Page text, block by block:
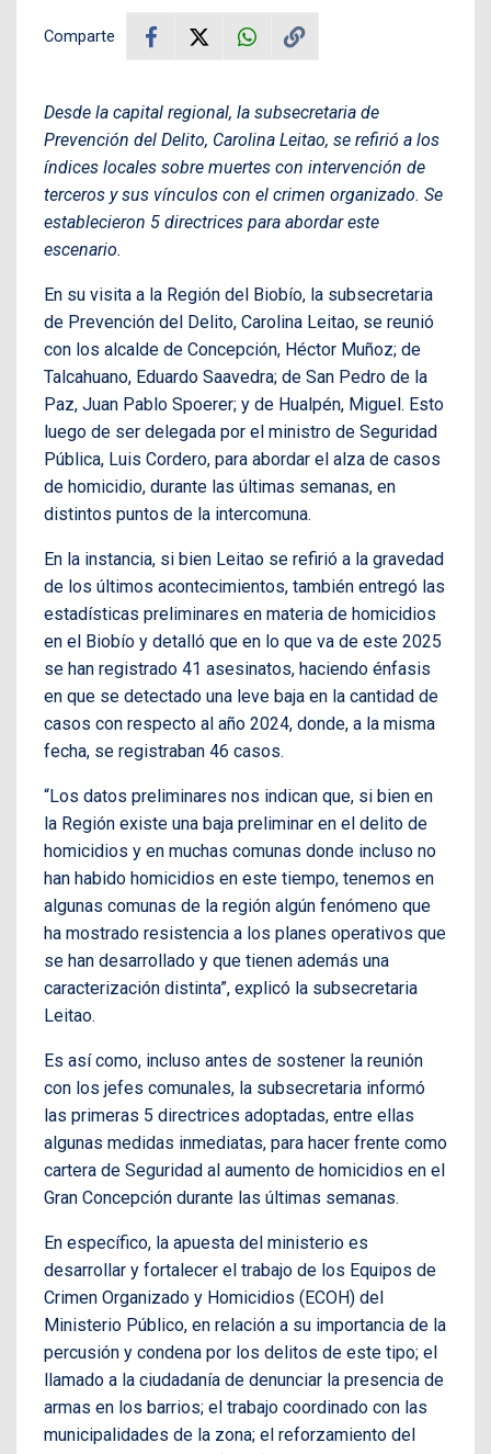
Comparte
Desde la capital regional, la subsecretaria de
Prevención del Delito, Carolina Leitao, se refirió a los
índices locales sobre muertes con intervención de
terceros y sus vínculos con el crimen organizado. Se
establecieron 5 directrices para abordar este
escenario.
En su visita a la Región del Biobío, la subsecretaria
de Prevención del Delito, Carolina Leitao, se reunió
con los alcalde de Concepción, Héctor Muñoz; de
Talcahuano, Eduardo Saavedra; de San Pedro de la
Paz, Juan Pablo Spoerer; y de Hualpén, Miguel. Esto
luego de ser delegada por el ministro de Seguridad
Pública, Luis Cordero, para abordar el alza de casos
de homicidio, durante las últimas semanas, en
distintos puntos de la intercomuna.
En la instancia, si bien Leitao se refirió a la gravedad
de los últimos acontecimientos, también entregó las
estadísticas preliminares en materia de homicidios
en el Biobío y detalló que en lo que va de este 2025
se han registrado 41 asesinatos, haciendo énfasis
en que se detectado una leve baja en la cantidad de
casos con respecto al año 2024, donde, a la misma
fecha, se registraban 46 casos.
“Los datos preliminares nos indican que, si bien en
la Región existe una baja preliminar en el delito de
homicidios y en muchas comunas donde incluso no
han habido homicidios en este tiempo, tenemos en
algunas comunas de la región algún fenómeno que
ha mostrado resistencia a los planes operativos que
se han desarrollado y que tienen además una
caracterización distinta”, explicó la subsecretaria
Leitao.
Es así como, incluso antes de sostener la reunión
con los jefes comunales, la subsecretaria informó
las primeras 5 directrices adoptadas, entre ellas
algunas medidas inmediatas, para hacer frente como
cartera de Seguridad al aumento de homicidios en el
Gran Concepción durante las últimas semanas.
En específico, la apuesta del ministerio es
desarrollar y fortalecer el trabajo de los Equipos de
Crimen Organizado y Homicidios (ECOH) del
Ministerio Público, en relación a su importancia de la
percusión y condena por los delitos de este tipo; el
llamado a la ciudadanía de denunciar la presencia de
armas en los barrios; el trabajo coordinado con las
municipalidades de la zona; el reforzamiento del